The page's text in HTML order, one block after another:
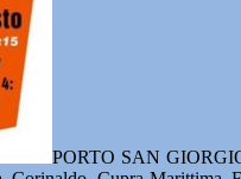
PORTO SAN